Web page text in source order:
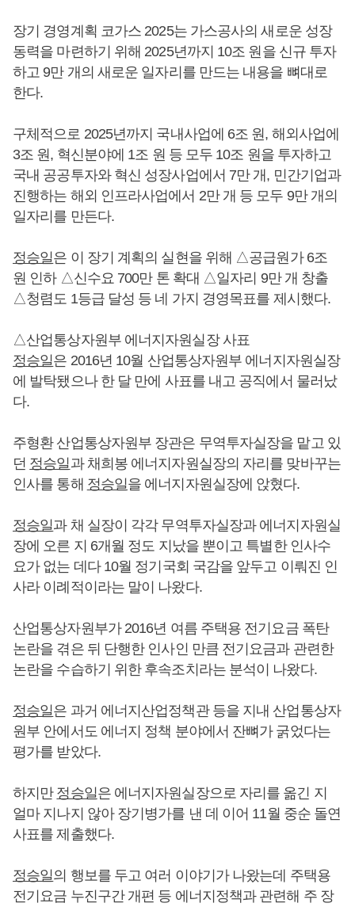
장기 경영계획 코가스 2025는 가스공사의 새로운 성장
동력을 마련하기 위해 2025년까지 10조 원을 신규 투자
하고 9만 개의 새로운 일자리를 만드는 내용을 뼈대로
한다.
구체적으로 2025년까지 국내사업에 6조 원, 해외사업에
3조 원, 혁신분야에 1조 원 등 모두 10조 원을 투자하고
국내 공공투자와 혁신 성장사업에서 7만 개, 민간기업과
진행하는 해외 인프라사업에서 2만 개 등 모두 9만 개의
일자리를 만든다.
정승일은 이 장기 계획의 실현을 위해 △공급원가 6조
원 인하 △신수요 700만 톤 확대 △일자리 9만 개 창출
△청렴도 1등급 달성 등 네 가지 경영목표를 제시했다.
△산업통상자원부 에너지자원실장 사표
정승일은 2016년 10월 산업통상자원부 에너지자원실장
에 발탁됐으나 한 달 만에 사표를 내고 공직에서 물러났
다.
주형환 산업통상자원부 장관은 무역투자실장을 맡고 있
던 정승일 과 채희봉 에너지자원실장의 자리를 맞바꾸는
인사를 통해 정승일을 에너지자원실장에 앉혔다.
정승일과 채 실장이 각각 무역투자실장과 에너지자원실
장에 오른 지 6개월 정도 지났을 뿐이고 특별한 인사수
요가 없는 데다 10월 정기국회 국감을 앞두고 이뤄진 인
사라 이례적이라는 말이 나왔다.
산업통상자원부가 2016년 여름 주택용 전기요금 폭탄
논란을 겪은 뒤 단행한 인사인 만큼 전기요금과 관련한
논란을 수습하기 위한 후속조치라는 분석이 나왔다.
정승일은 과거 에너지산업정책관 등을 지내 산업통상자
원부 안에서도 에너지 정책 분야에서 잔뼈가 굵었다는
평가를 받았다.
하지만 정승일은 에너지자원실장으로 자리를 옮긴 지
얼마 지나지 않아 장기병가를 낸 데 이어 11월 중순 돌연
사표를 제출했다.
정승일의 행보를 두고 여러 이야기가 나왔는데 주택용
전기요금 누진구간 개편 등 에너지정책과 관련해 주 장